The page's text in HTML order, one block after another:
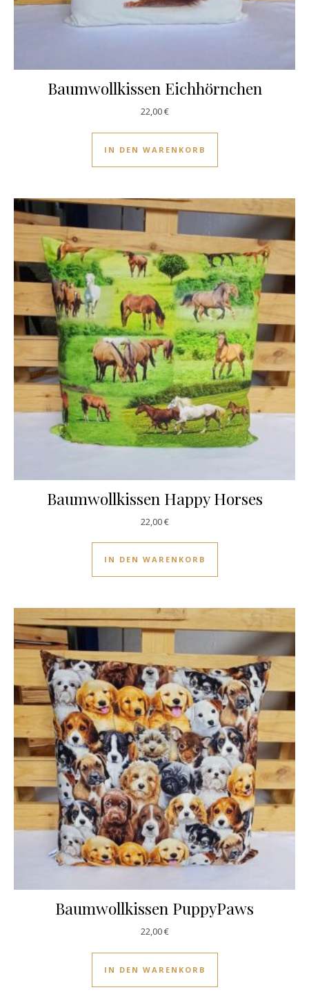
Baumwollkissen Eichhörnchen
22,00€
IN DEN WARENKORB
Baumwollkissen Happy Horses
22,00€
IN DEN WARENKORB
Baumwollkissen PuppyPaws
22,00€
IN DEN WARENKORB